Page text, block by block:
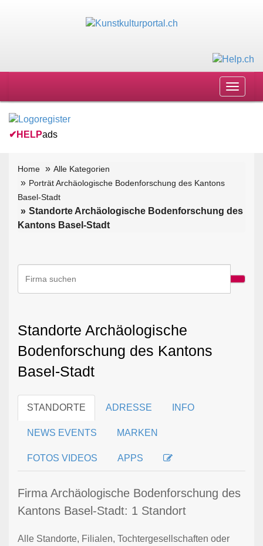
Toggle
✔ HELPads
Home
Alle Kategorien
Porträt Archäologische Bodenforschung des Kantons
Basel-Stadt
Standorte Archäologische Bodenforschung des
Kantons Basel-Stadt
Standorte Archäologische
Bodenforschung des Kantons
Basel-Stadt
STANDORTE ADRESSE INFO
NEWS EVENTS MARKEN
FOTOS VIDEOS APPS
Firma Archäologische Bodenforschung des
Kantons Basel-Stadt: 1 Standort
Alle Standorte, Filialen, Tochtergesellschaften oder